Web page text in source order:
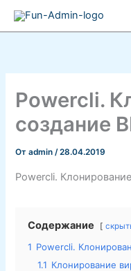
Перейти
Powercli.
создание
Отadmin/28.04.2019
Powercli.
Содержание
1 Powercli.
1.1 Клонирование